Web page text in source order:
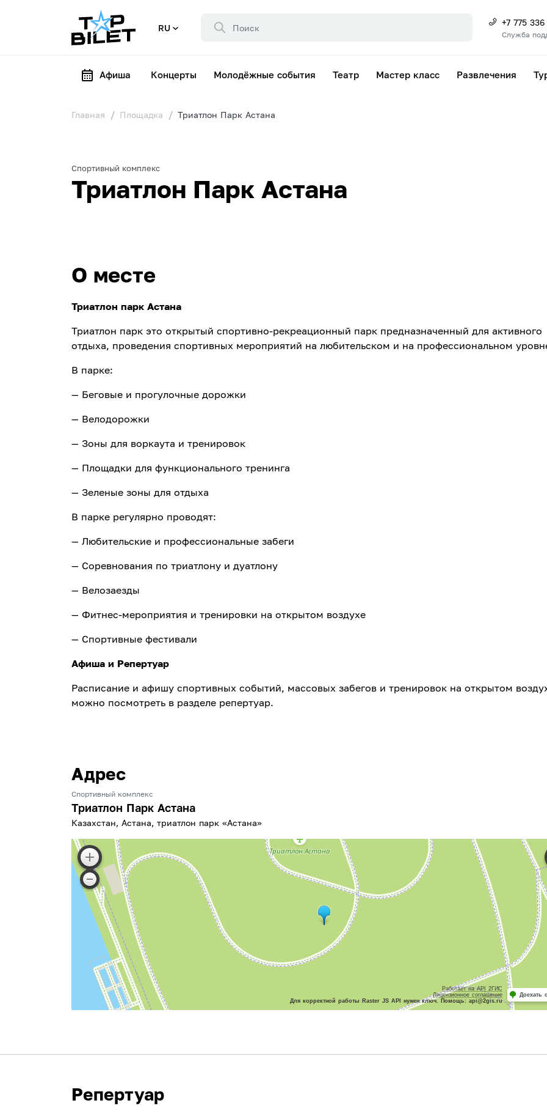
RU +7 775
Служба
Афиша Концерты Молодёжные события Театр Мастер класс Развлечения
Главная Площадка Триатлон Парк Астана
Спортивный комплекс
Триатлон Парк Астана
О месте
Триатлон парк Астана
Триатлон парк это открытый спортивно-рекреационный парк предназначенный для активного
отдыха, проведения спортивных мероприятий на любительском и на профессиональном
В парке:
— Беговые и прогулочные дорожки
— Велодорожки
— Зоны для воркаута и тренировок
— Площадки для функционального тренинга
— Зеленые зоны для отдыха
В парке регулярно проводят:
— Любительские и профессиональные забеги
— Соревнования по триатлону и дуатлону
— Велозаезды
— Фитнес-мероприятия и тренировки на открытом воздухе
— Спортивные фестивали
Афиша и Репертуар
Расписание и афишу спортивных событий, массовых забегов и тренировок на открытом
можно посмотреть в разделе репертуар.
Адрес
Спортивный комплекс
Триатлон Парк Астана
Казахстан, Астана, триатлон парк «Астана»
Работает на API 2ГИС
Лицензионное соглашение
Для корректной работы Raster JS API нужен ключ. Помощь: api@2gis.ru
Доехать
Репертуар